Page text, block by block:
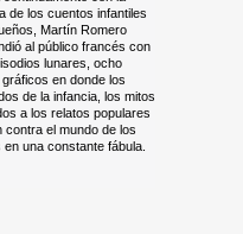
de los cuentos infantiles
Martín Romero
al público francés con
lunares, ocho
en donde los
de la infancia, los mitos
a los relatos populares
contra el mundo de los
en una constante fábula.